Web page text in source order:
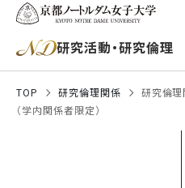
研究活動・研究倫理
TOP 研究倫理関係
研究倫
（学内関係者限定）